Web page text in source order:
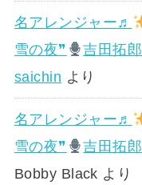
名アレンジャー♬
雪の夜❞
吉田拓郎
saichin より
名アレンジャー♬
雪の夜❞
吉田拓郎
Bobby Black より